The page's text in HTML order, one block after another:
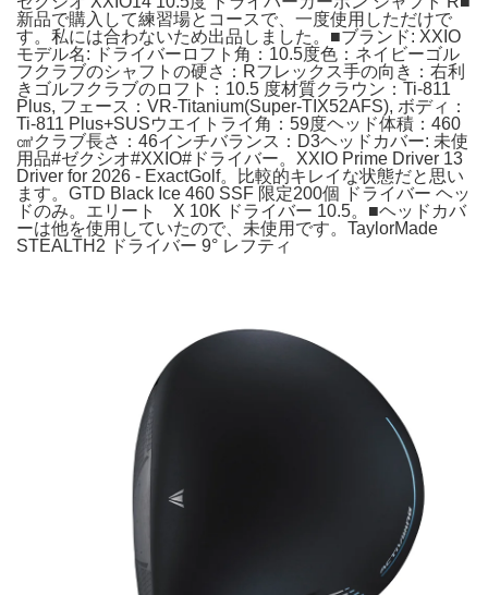
新品で購入して練習場とコースで、一度使用しただけで
す。私には合わないため出品しました。■ブランド: XXIO
モデル名: ドライバーロフト角：10.5度色：ネイビーゴル
フクラブのシャフトの硬さ：Rフレックス手の向き：右利
きゴルフクラブのロフト：10.5 度材質クラウン：Ti-811
Plus, フェース：VR-Titanium(Super-TIX52AFS), ボディ：
Ti-811 Plus+SUSウエイトライ角：59度ヘッド体積：460
㎤クラブ長さ：46インチバランス：D3ヘッドカバー: 未使
用品#ゼクシオ#XXIO#ドライバー。XXIO Prime Driver 13
Driver for 2026 - ExactGolf。比較的キレイな状態だと思い
ます。GTD Black Ice 460 SSF 限定200個 ドライバー ヘッ
ドのみ。エリート X 10K ドライバー 10.5。■ヘッドカバ
ーは他を使用していたので、未使用です。TaylorMade
STEALTH2 ドライバー 9° レフティ